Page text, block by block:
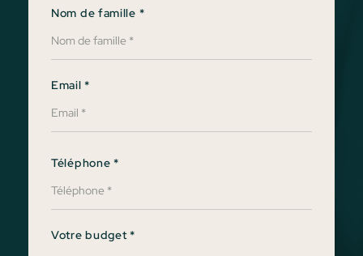
Nom de famille *
Email*
Téléphone *
Votre budget*